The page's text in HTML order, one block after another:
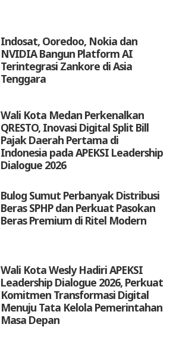
Indosat, Ooredoo, Nokia dan
NVIDIA Bangun Platform AI
Terintegrasi Zankore di Asia
Tenggara
Wali Kota Medan Perkenalkan
QRESTO, Inovasi Digital Split Bill
Pajak Daerah Pertama di
Indonesia pada APEKSI Leadership
Dialogue 2026
Bulog Sumut Perbanyak Distribusi
Beras SPHP dan Perkuat Pasokan
Beras Premium di Ritel Modern
Wali Kota Wesly Hadiri APEKSI
Leadership Dialogue 2026, Perkuat
Komitmen Transformasi Digital
Menuju Tata Kelola Pemerintahan
Masa Depan